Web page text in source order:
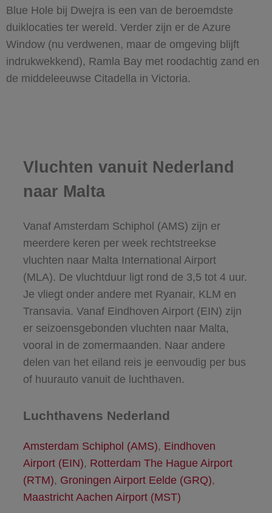
Blue Hole bij Dwejra is een van de beroemdste
duiklocaties ter wereld. Verder zijn er de Azure
Window (nu verdwenen, maar de omgeving blijft
indrukwekkend), Ramla Bay met roodachtig zand en
de middeleeuwse Citadella in Victoria.
Vluchten vanuit Nederland
naar Malta
Vanaf Amsterdam Schiphol (AMS) zijn er
meerdere keren per week rechtstreekse
vluchten naar Malta International Airport
(MLA). De vluchtduur ligt rond de 3,5 tot 4 uur.
Je vliegt onder andere met Ryanair, KLM en
Transavia. Vanaf Eindhoven Airport (EIN) zijn
er seizoensgebonden vluchten naar Malta,
vooral in de zomermaanden. Naar andere
delen van het eiland reis je eenvoudig per bus
of huurauto vanuit de luchthaven.
Luchthavens Nederland
Amsterdam Schiphol (AMS), Eindhoven
Airport (EIN), Rotterdam The Hague Airport
(RTM), Groningen Airport Eelde (GRQ),
Maastricht Aachen Airport (MST)